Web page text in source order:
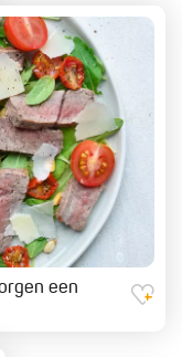
een